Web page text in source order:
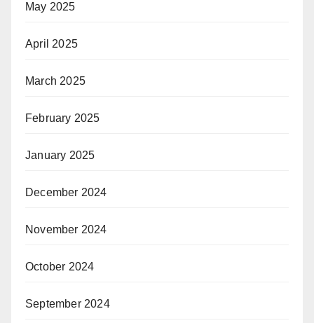
May 2025
April 2025
March 2025
February 2025
January 2025
December 2024
November 2024
October 2024
September 2024